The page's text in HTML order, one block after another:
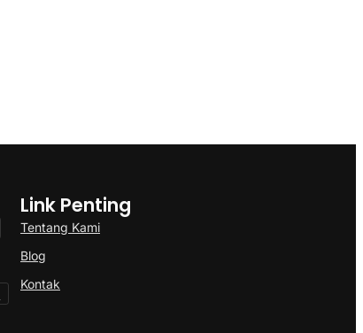
Link Penting
Tentang Kami
Blog
Kontak